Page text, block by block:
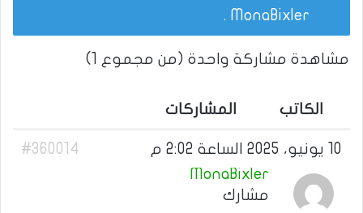
MonaBixler
.
مشاهدة مشاركة واحدة (من مجموع 1)
الكاتب المشاركات
10 يونيو، 2025 الساعة 2:02 م
#360014
MonaBixler
مشارك